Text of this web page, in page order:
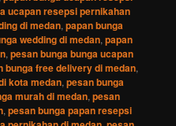
ucapan resepsi pernikahan
di medan,papan bunga
wedding di medan,papan
,pesan bunga bunga ucapan
bunga free delivery di medan,
kota medan,pesan bunga
murah di medan,pesan
,pesan bunga papan resepsi